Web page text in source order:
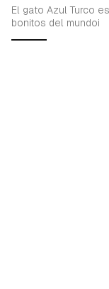
El gato Azul Turco
bonitos del mundoi